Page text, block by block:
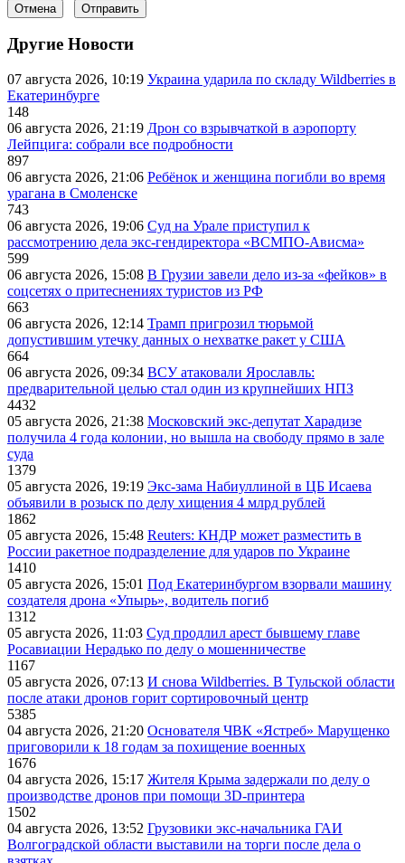
Отмена Отправить
Другие Новости
07 августа 2026, 10:19 Украина ударила по складу Wildberries в
Екатеринбурге
148
06 августа 2026, 21:19 Дрон со взрывчаткой в аэропорту
Лейпцига: собрали все подробности
897
06 августа 2026, 21:06 Ребёнок и женщина погибли во время
урагана в Смоленске
743
06 августа 2026, 19:06 Суд на Урале приступил к
рассмотрению дела экс-гендиректора «ВСМПО-Ависма»
599
06 августа 2026, 15:08 В Грузии завели дело из-за «фейков» в
соцсетях о притеснениях туристов из РФ
663
06 августа 2026, 12:14 Трамп пригрозил тюрьмой
допустившим утечку данных о нехватке ракет у США
664
06 августа 2026, 09:34 ВСУ атаковали Ярославль:
предварительной целью стал один из крупнейших НПЗ
4432
05 августа 2026, 21:38 Московский экс-депутат Харадизе
получила 4 года колонии, но вышла на свободу прямо в зале
суда
1379
05 августа 2026, 19:19 Экс-зама Набиуллиной в ЦБ Исаева
объявили в розыск по делу хищения 4 млрд рублей
1862
05 августа 2026, 15:48 Reuters: КНДР может разместить в
России ракетное подразделение для ударов по Украине
1410
05 августа 2026, 15:01 Под Екатеринбургом взорвали машину
создателя дрона «Упырь», водитель погиб
1312
05 августа 2026, 11:03 Суд продлил арест бывшему главе
Росавиации Нерадько по делу о мошенничестве
1167
05 августа 2026, 07:13 И снова Wildberries. В Тульской области
после атаки дронов горит сортировочный центр
5385
04 августа 2026, 21:20 Основателя ЧВК «Ястреб» Марущенко
приговорили к 18 годам за похищение военных
1676
04 августа 2026, 15:17 Жителя Крыма задержали по делу о
производстве дронов при помощи 3D‑принтера
1502
04 августа 2026, 13:52 Грузовики экс-начальника ГАИ
Волгоградской области выставили на торги после дела о